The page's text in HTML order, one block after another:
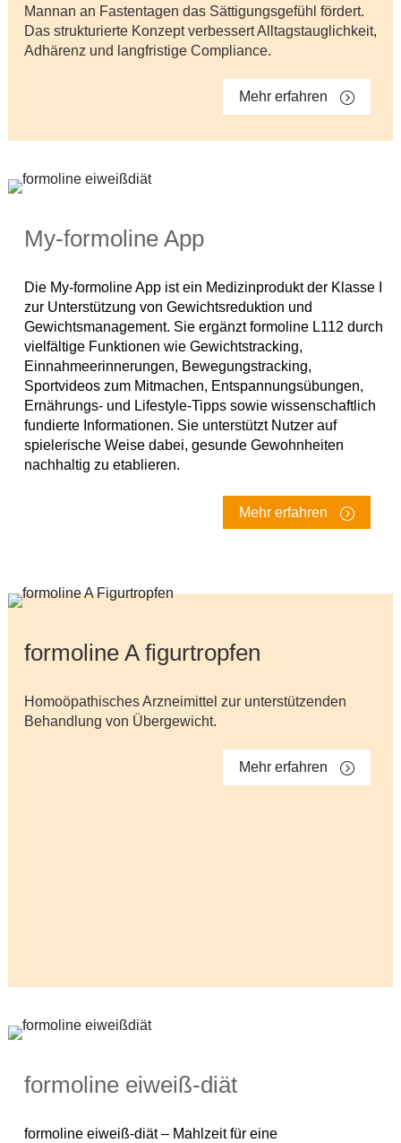
Mannan an Fastentagen das Sättigungsgefühl fördert.
Das strukturierte Konzept verbessert Alltagstauglichkeit,
Adhärenz und langfristige Compliance.
Mehr erfahren
My-formoline App
Die My-formoline App ist ein Medizinprodukt der Klasse I
zur Unterstützung von Gewichtsreduktion und
Gewichtsmanagement. Sie ergänzt formoline L112 durch
vielfältige Funktionen wie Gewichtstracking,
Einnahmeerinnerungen, Bewegungstracking,
Sportvideos zum Mitmachen, Entspannungsübungen,
Ernährungs- und Lifestyle-Tipps sowie wissenschaftlich
fundierte Informationen. Sie unterstützt Nutzer auf
spielerische Weise dabei, gesunde Gewohnheiten
nachhaltig zu etablieren.
Mehr erfahren
formoline A figurtropfen
Homoöpathisches Arzneimittel zur unterstützenden
Behandlung von Übergewicht.
Mehr erfahren
formoline eiweiß-diät
formoline eiweiß-diät – Mahlzeit für eine